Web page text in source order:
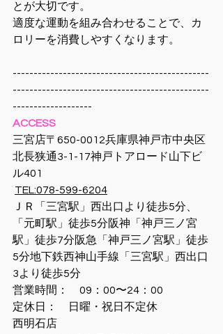
とが大切です。
適度な運動を組み合わせることで、カ
ロリーを消費しやすくなります。
-----------------------------------------------
-----------------------------------------------
-------------------
ACCESS
三宮店〒650-0012兵庫県神戸市中央区
北長狭通3-1-17神戸トアロード山下ビ
ル401
TEL:078-599-6204
ＪＲ「三宮駅」西出口より徒歩5分、
「元町駅」徒歩5分阪神「神戸三ノ宮
駅」徒歩7分阪急「神戸三ノ宮駅」徒歩
5分地下鉄西神山手線「三宮駅」西出口
3より徒歩5分
営業時間：　09：00〜24：00
定休日：　日曜・祝日不定休
西明石店